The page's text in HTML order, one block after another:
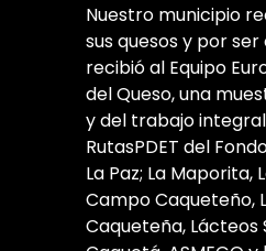
Nuestro municipio
sus quesos y por
recibió al Equipo
del Queso, una
y del trabajo
RutasPDET del
La Paz; La Maporita,
Campo Caqueteño,
Caqueteña, Lácteos